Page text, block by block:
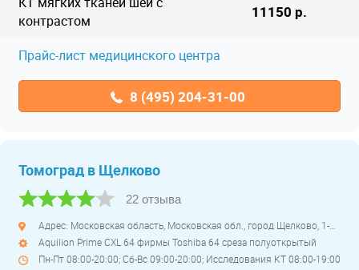
контрастом
11150 р.
Прайс-лист медицинского центра
8 (495) 204-31-00
Томоград в Щелково
22 отзыва
Aquilion Primе CXL 64 фирмы Toshiba 64 среза полуоткрытый
Пн-Пт 08:00-20:00; Сб-Вс 09:00-20:00; Исследования КТ 08:00-19:00